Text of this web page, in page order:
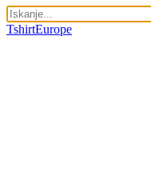
TshirtEurope